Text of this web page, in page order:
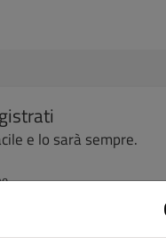
e lo sarà sempre.